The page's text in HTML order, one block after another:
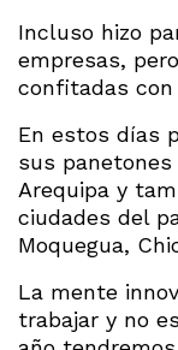
Incluso hizo
empresas,
confitadas
En estos días
sus
Arequipa y
ciudades del
Moquegua,
La mente
trabajar y no